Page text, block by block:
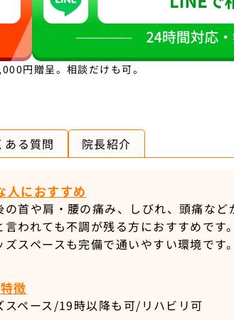
円贈呈。相談だけも可。
ある質問 院長紹介
人におすすめ
の首や肩・腰の痛み、しびれ、頭痛など
言われても不調が残る方におすすめです
ズスペースも完備で通いやすい環境です。
徴
スペース/19時以降も可/リハビリ可